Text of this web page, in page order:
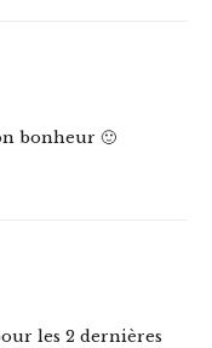
bonheur 🙂
les 2 dernières